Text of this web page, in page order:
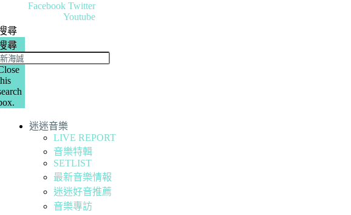
Facebook Twitter
Youtube
尋
尋
迷迷音樂
LIVE REPORT
音樂特輯
SETLIST
最新音樂情報
迷迷好音推薦
音樂專訪